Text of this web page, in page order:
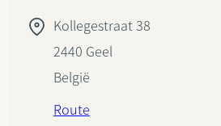
Kollegestraat 38
2440 Geel
België
Route